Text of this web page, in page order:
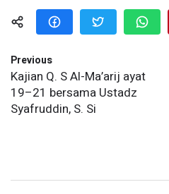
Previous
Kajian Q. S Al-Ma’arij ayat
19–21 bersama Ustadz
Syafruddin, S. Si